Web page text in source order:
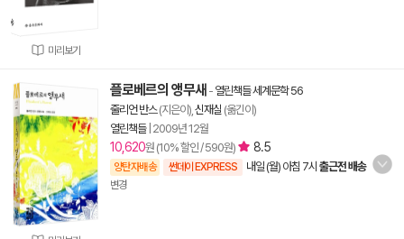
미리보기
플로베르의 앵무새 - 열린책들 세계문학 56
줄리언 반스(지은이), 신재실 (옮긴이)
열린책들| 2009년 12월
10,620원 (10% 할인 / 590원) 8.5
양탄자배송 썬데이 EXPRESS 내일 (월) 아침 7시 출근전 배송
변경